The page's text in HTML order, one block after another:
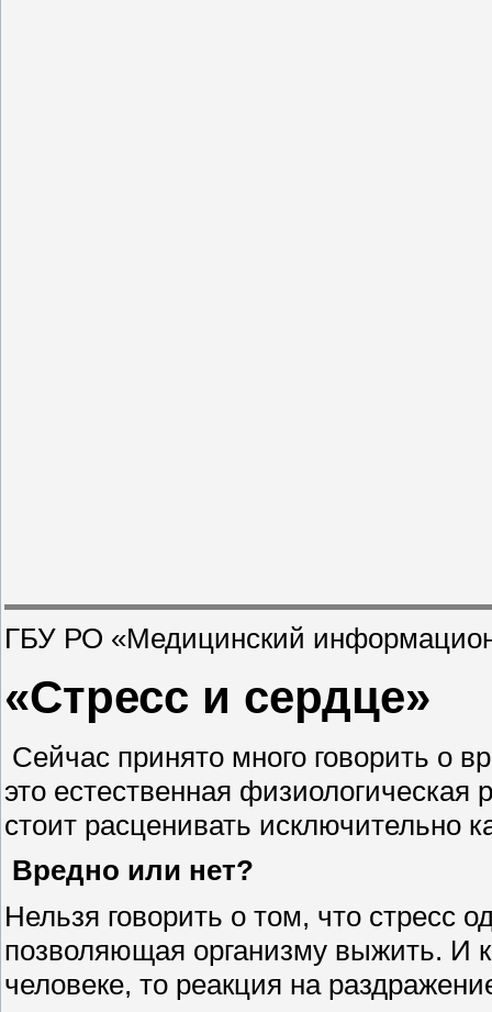
ГБУ РО «Медицинский
«Стресс и сердце»
Сейчас принято много говорить о
это естественная физиологическая
стоит расценивать исключительно
Вредно или нет?
Нельзя говорить о том, что стресс
позволяющая организму выжить. И
человеке, то реакция на